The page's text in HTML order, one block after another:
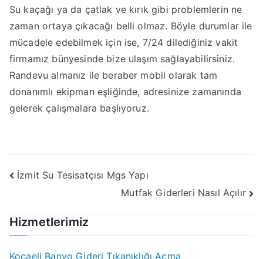
Su kaçağı ya da çatlak ve kırık gibi problemlerin ne
zaman ortaya çıkacağı belli olmaz. Böyle durumlar ile
mücadele edebilmek için ise, 7/24 dilediğiniz vakit
firmamız bünyesinde bize ulaşım sağlayabilirsiniz.
Randevu almanız ile beraber mobil olarak tam
donanımlı ekipman eşliğinde, adresinize zamanında
gelerek çalışmalara başlıyoruz.
Yazı
İzmit Su Tesisatçısı Mgs Yapı
Mutfak Giderleri Nasıl Açılır
Hizmetlerimiz
Kocaeli Banyo Gideri Tıkanıklığı Açma